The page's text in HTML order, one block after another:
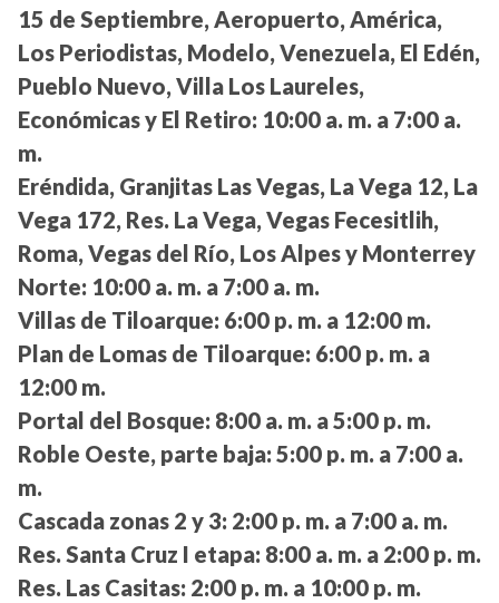
15 de Septiembre, Aeropuerto, América,
Los Periodistas, Modelo, Venezuela, El Edén,
Pueblo Nuevo, Villa Los Laureles,
Económicas y El Retiro: 10:00 a. m. a 7:00 a.
m.
Eréndida, Granjitas Las Vegas, La Vega 12, La
Vega 172, Res. La Vega, Vegas Fecesitlih,
Roma, Vegas del Río, Los Alpes y Monterrey
Norte: 10:00 a. m. a 7:00 a. m.
Villas de Tiloarque: 6:00 p. m. a 12:00 m.
Plan de Lomas de Tiloarque: 6:00 p. m. a
12:00 m.
Portal del Bosque: 8:00 a. m. a 5:00 p. m.
Roble Oeste, parte baja: 5:00 p. m. a 7:00 a.
m.
Cascada zonas 2 y 3: 2:00 p. m. a 7:00 a. m.
Res. Santa Cruz I etapa: 8:00 a. m. a 2:00 p. m.
Res. Las Casitas: 2:00 p. m. a 10:00 p. m.